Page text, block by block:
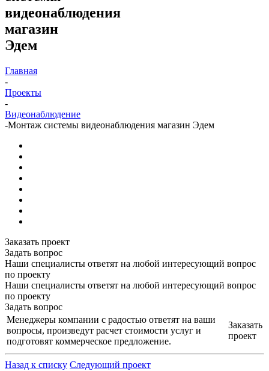
видеонаблюдения
магазин
Эдем
Главная
-
Проекты
-
Видеонаблюдение
-Монтаж системы видеонаблюдения магазин Эдем
Заказать проект
Задать вопрос
Наши специалисты ответят на любой интересующий вопрос
по проекту
Наши специалисты ответят на любой интересующий вопрос
по проекту
Задать вопрос
Менеджеры компании с радостью ответят на ваши
вопросы, произведут расчет стоимости услуг и
подготовят коммерческое предложение.
Заказать
проект
Назад к списку Следующий проект